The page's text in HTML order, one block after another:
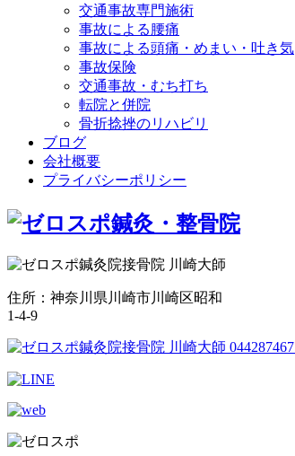
交通事故専門施術
事故による腰痛
事故による頭痛・めまい・吐き気
事故保険
交通事故・むち打ち
転院と併院
骨折捻挫のリハビリ
ブログ
会社概要
プライバシーポリシー
住所：神奈川県川崎市川崎区昭和
1-4-9